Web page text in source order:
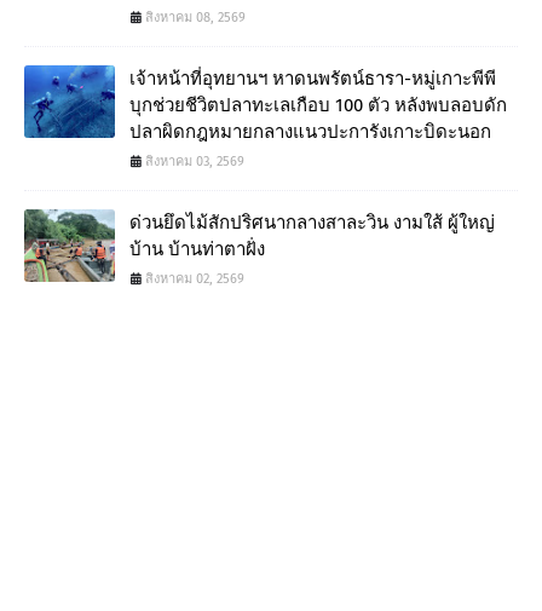
สิงหาคม 08, 2569
เจ้าหน้าที่อุทยานฯ หาดนพรัตน์ธารา-หมู่เกาะพีพี
บุกช่วยชีวิตปลาทะเลเกือบ 100 ตัว หลังพบลอบดัก
ปลาผิดกฎหมายกลางแนวปะการังเกาะบิดะนอก
สิงหาคม 03, 2569
ด่วนยึดไม้สักปริศนากลางสาละวิน งามใส้ ผู้ใหญ่
บ้าน บ้านท่าตาฝั่ง
สิงหาคม 02, 2569